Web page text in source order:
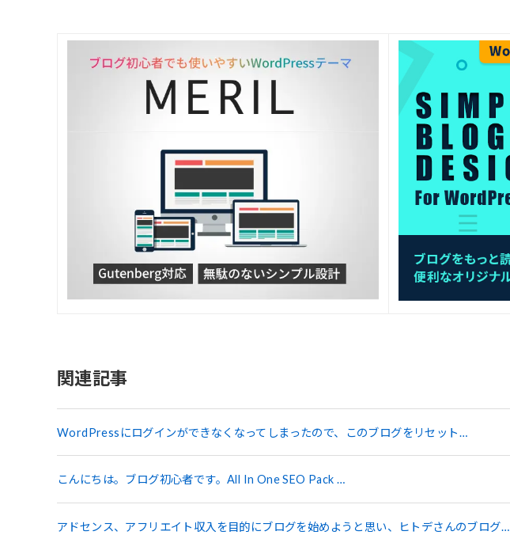
関連記事
WordPressにログインができなくなってしまったので、このブログをリセット…
こんにちは。ブログ初心者です。All In One SEO Pack …
アドセンス、アフリエイト収入を目的にブログを始めようと思い、ヒトデさんのブログ…